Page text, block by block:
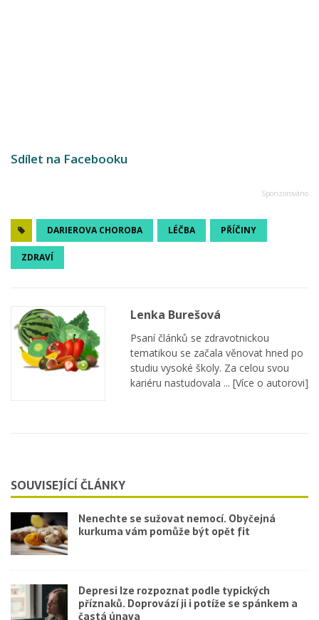
Sdílet na Facebooku
DARIEROVA CHOROBA LÉČBA PŘÍČINY
ZDRAVÍ
Lenka Burešová
Psaní článků se zdravotnickou
tematikou se začala věnovat hned po
studiu vysoké školy. Za celou svou
kariéru nastudovala ... [Více o autorovi]
SOUVISEJÍCÍ ČLÁNKY
Nenechte se sužovat nemocí. Obyčejná
kurkuma vám pomůže být opět fit
Depresi lze rozpoznat podle typických
příznaků. Doprovází ji i potíže se spánkem a
častá únava